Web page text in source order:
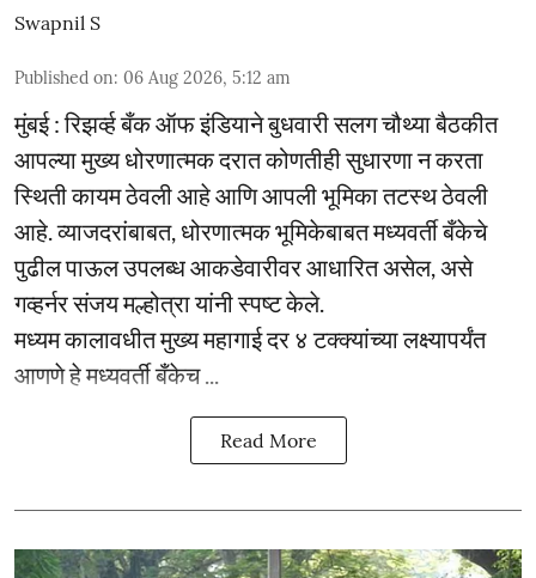
Swapnil S
Published on: 06 Aug 2026, 5:12 am
मुंबई : रिझर्व्ह बँक ऑफ इंडियाने बुधवारी सलग चौथ्या बैठकीत
आपल्या मुख्य धोरणात्मक दरात कोणतीही सुधारणा न करता
स्थिती कायम ठेवली आहे आणि आपली भूमिका तटस्थ ठेवली
आहे. व्याजदरांबाबत, धोरणात्मक भूमिकेबाबत मध्यवर्ती बँकेचे
पुढील पाऊल उपलब्ध आकडेवारीवर आधारित असेल, असे
गव्हर्नर संजय मल्होत्रा यांनी स्पष्ट केले.
मध्यम कालावधीत मुख्य महागाई दर ४ टक्क्यांच्या लक्ष्यापर्यंत
आणणे हे मध्यवर्ती बँकेच ...
Read More